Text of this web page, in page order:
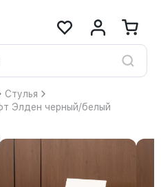
Стулья
Элден черный/белый